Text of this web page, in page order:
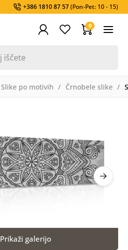
+386 1810 87 57(Pon-Pet: 10 - 15)
0
Slike po motivih Črnobele slike
Prikaži galerijo